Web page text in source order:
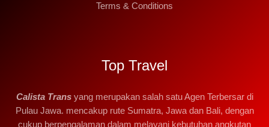
Terms & Conditions
Top Travel
Calista Transyang merupakan salah satu Agen Terbersar di
Pulau Jawa. mencakup rute Sumatra, Jawa dan Bali, dengan
cukup berpengalaman dalam melayani kebutuhan angkutan